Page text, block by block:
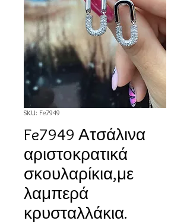
SKU: Fe7949
Fe7949 Ατσάλινα
αριστοκρατικά
σκουλαρίκια,με
λαμπερά
κρυσταλλάκια.